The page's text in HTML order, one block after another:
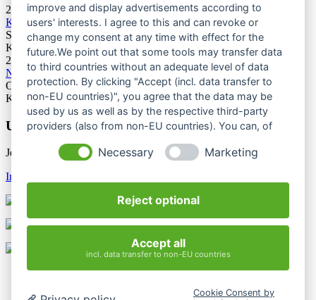
28.11.2026
Kletterforum 2026
Stuttgart
Kategorie: Tagung
25.06.2027
Naturschutztagung 2027
Oberes Donautal, Beuron
Kategorie: Tagung
Unsere Newsletter
Jetzt unsere Newsletter entdecken
Infos & Anmeldung
Kontakt
improve and display advertisements according to
users' interests. I agree to this and can revoke or
change my consent at any time with effect for the
future.We point out that some tools may transfer data
to third countries without an adequate level of data
protection. By clicking "Accept (incl. data transfer to
non-EU countries)", you agree that the data may be
used by us as well as by the respective third-party
providers (also from non-EU countries). You can, of
Necessary Marketing
Reject optional
Accept all
incl. data transfer to non-EU countries
Cookie Consent by